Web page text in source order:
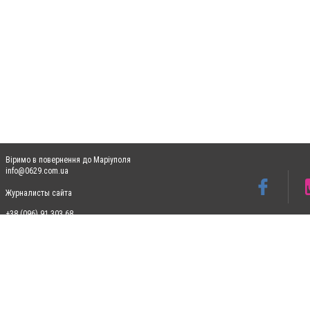
Віримо в повернення до Маріуполя
info@0629.com.ua
Журналисты сайта
+38 (096) 91 303 68